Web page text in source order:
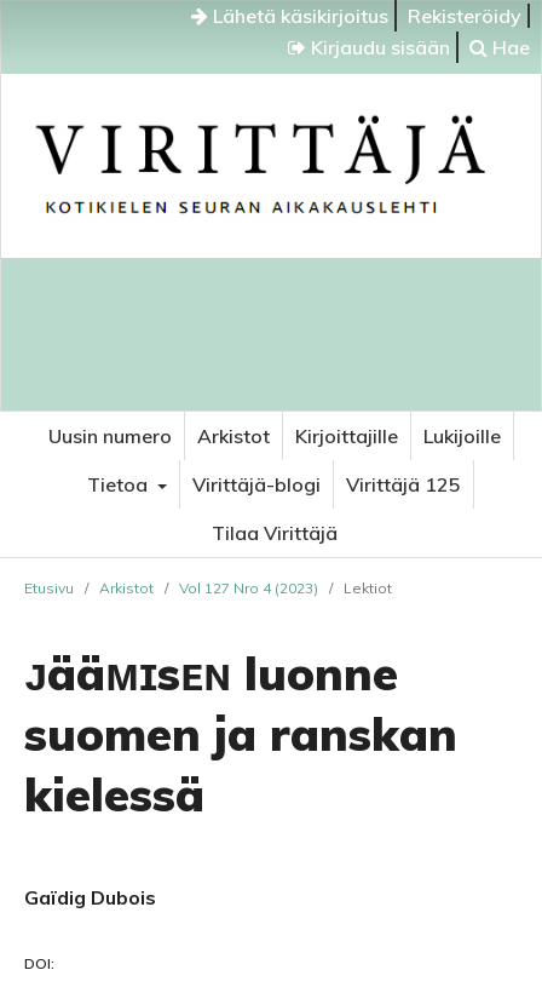
Lähetä käsikirjoitus
Rekisteröidy
Kirjaudu sisään
Hae
Uusin numero Arkistot Kirjoittajille
Lukijoille
Tietoa
Virittäjä-blogi
Virittäjä 125
Tilaa Virittäjä
Etusivu / Arkistot / Vol 127 Nro 4 (2023) / Lektiot
ᴊääᴍɪsᴇɴ luonne
suomen ja ranskan
kielessä
Gaïdig Dubois
DOI: